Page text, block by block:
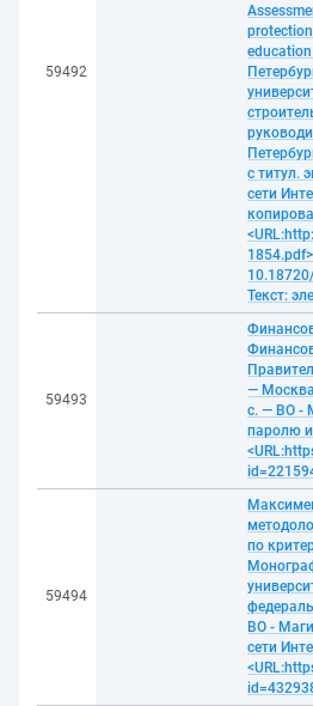
59492
с титул.
сети
Текст:
59493
—
с. — ВО -
паролю
59494
по
ВО -
сети